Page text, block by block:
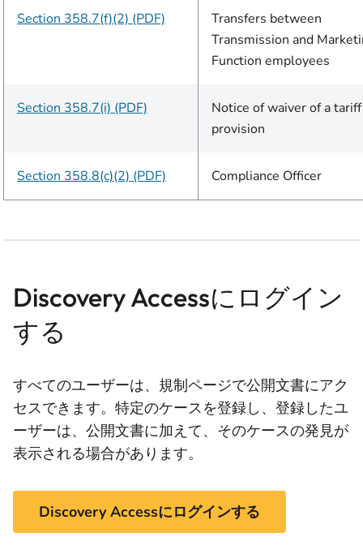
Section 358.7(f)(2) (PDF)
Transfers between
Transmission and
Function employees
Section 358.7(i) (PDF)
Notice of waiver of a tariff
provision
Section 358.8(c)(2) (PDF) Compliance Officer
Discovery Accessにログイン
する
すべてのユーザーは、規制ページで公開文書にアク
セスできます。特定のケースを登録し、登録したユ
ーザーは、公開文書に加えて、そのケースの発見が
表示される場合があります。
Discovery Accessにログインする